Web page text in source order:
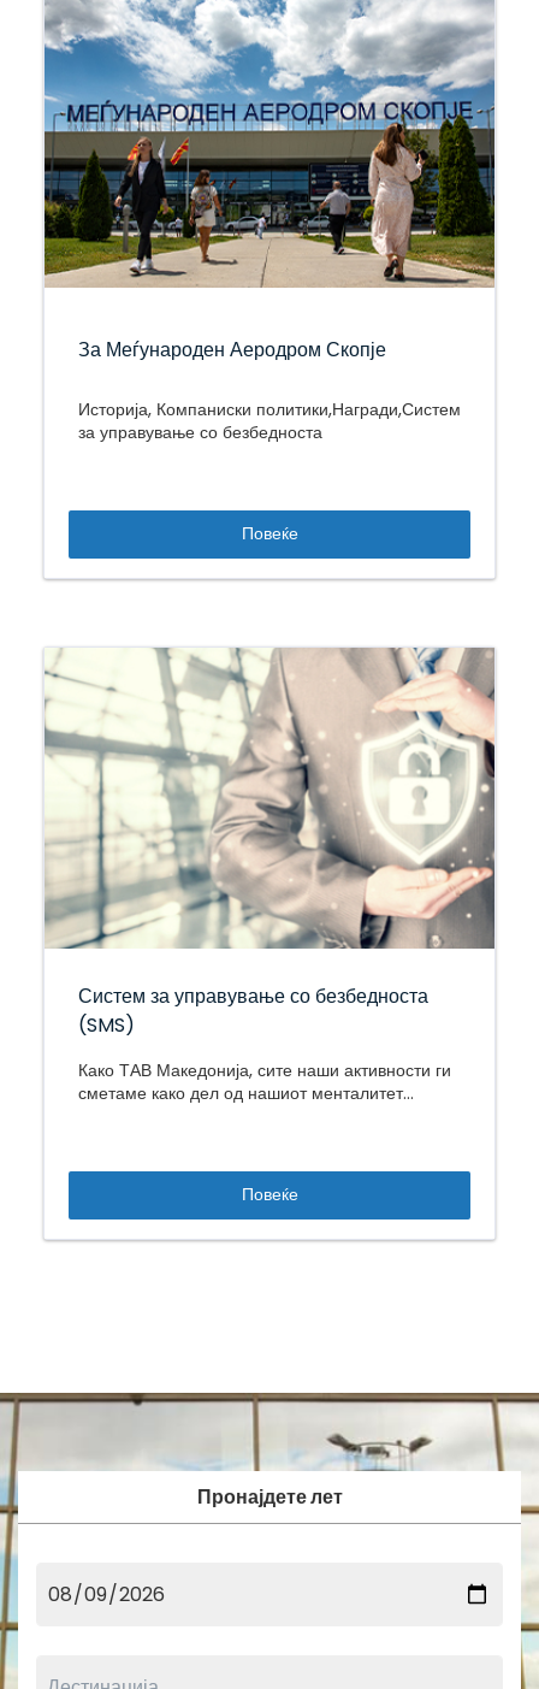
За Меѓународен Аеродром Скопје
Историја, Компаниски политики,Награди,Систем
за управување со безбедноста
Повеќе
Систем за управување со безбедноста
(SMS)
Како ТАВ Македонија, сите наши активности ги
сметаме како дел од нашиот менталитет...
Повеќе
Пронајдете лет